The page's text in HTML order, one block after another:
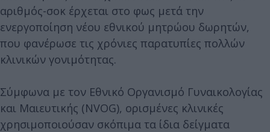
αριθμός-σοκ έρχεται στο φως μετά την
ενεργοποίηση νέου εθνικού μητρώου δωρητών,
που φανέρωσε τις χρόνιες παρατυπίες πολλών
κλινικών γονιμότητας.
Σύμφωνα με τον Εθνικό Οργανισμό Γυναικολογίας
και Μαιευτικής (NVOG), ορισμένες κλινικές
χρησιμοποιούσαν σκόπιμα τα ίδια δείγματα